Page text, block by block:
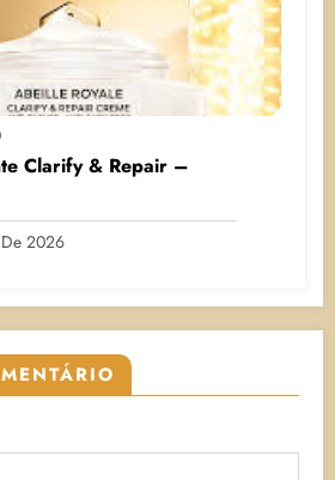
Clarify & Repair –
2026